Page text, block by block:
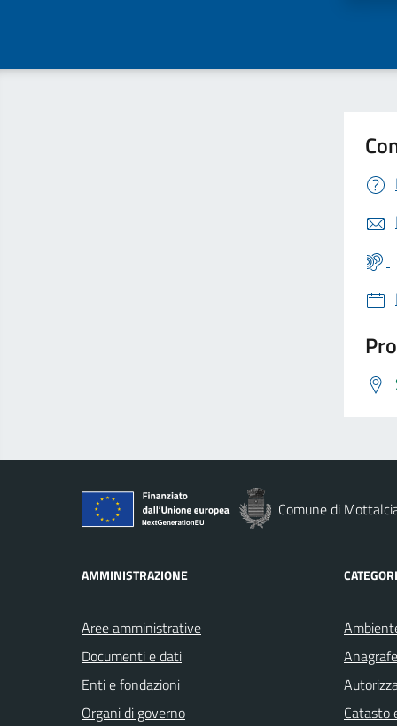
Comune di
AMMINISTRAZIONE
Aree amministrative
Documenti e dati
Enti e fondazioni
Organi di governo
Catasto